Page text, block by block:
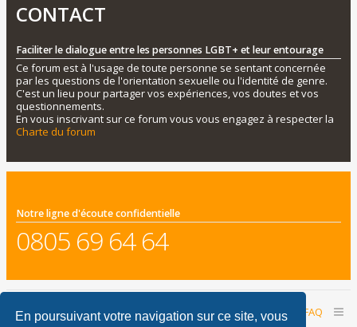
En poursuivant votre navigation sur ce site, vous
CONTACT
Faciliter le dialogue entre les personnes LGBT+ et leur entourage
Ce forum est à l'usage de toute personne se sentant concernée
par les questions de l'orientation sexuelle ou l'identité de genre.
C'est un lieu pour partager vos expériences, vos doutes et vos
questionnements.
En vous inscrivant sur ce forum vous vous engagez à respecter la
Charte du forum
Notre ligne d'écoute confidentielle
0805 69 64 64
Accueil du forum FAQ
Nous contacter